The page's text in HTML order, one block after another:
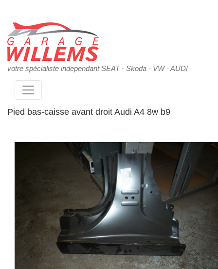
votre spécialiste independant SEAT - Skoda - VW - AUDI
Pied bas-caisse avant droit Audi A4 8w b9